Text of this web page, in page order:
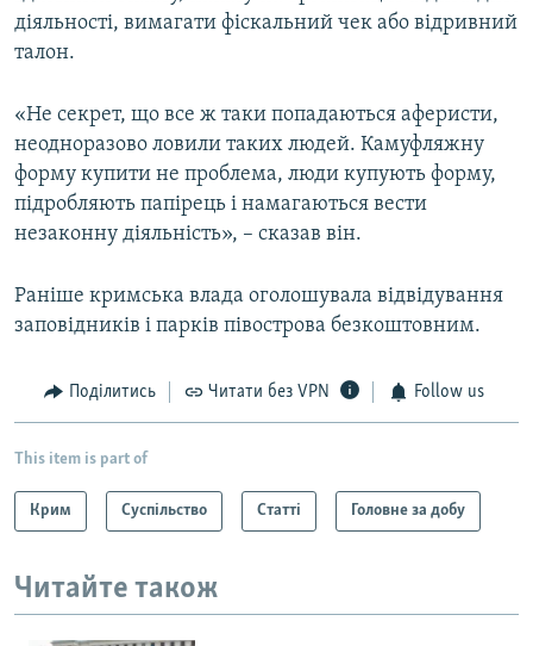
діяльності, вимагати фіскальний чек або відривний
талон.
«Не секрет, що все ж таки попадаються аферисти,
неодноразово ловили таких людей. Камуфляжну
форму купити не проблема, люди купують форму,
підробляють папірець і намагаються вести
незаконну діяльність», – сказав він.
Раніше кримська влада оголошувала відвідування
заповідників і парків півострова безкоштовним.
Поділитись Читати без VPN Follow us
This item is part of
Крим Суспільство Статті Головне за добу
Читайте також